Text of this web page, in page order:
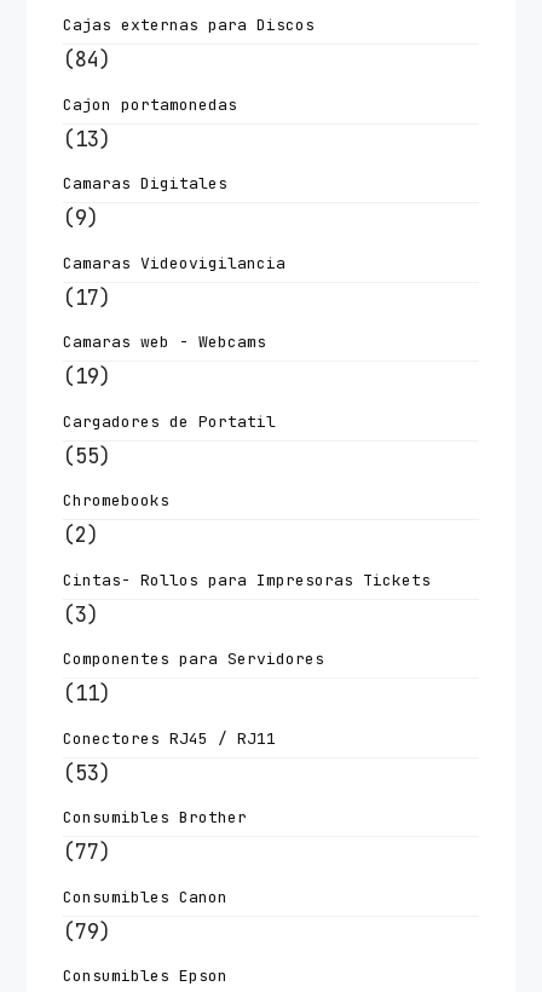
Cajas externas para Discos
(84)
Cajon portamonedas
(13)
Camaras Digitales
(9)
Camaras Videovigilancia
(17)
Camaras web - Webcams
(19)
Cargadores de Portatil
(55)
Chromebooks
(2)
Cintas- Rollos para Impresoras Tickets
(3)
Componentes para Servidores
(11)
Conectores RJ45 / RJ11
(53)
Consumibles Brother
(77)
Consumibles Canon
(79)
Consumibles Epson